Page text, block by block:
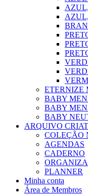
ETERNIZE
BABY
BABY
BABY
ARQUIVO
COLEÇÃO
AGENDAS
CADERNO
PLANNER
Minha conta
Área de Membros